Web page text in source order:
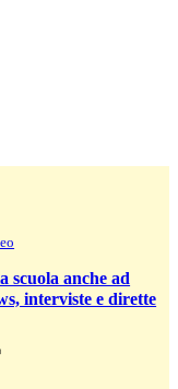
scuola anche ad
interviste e dirette